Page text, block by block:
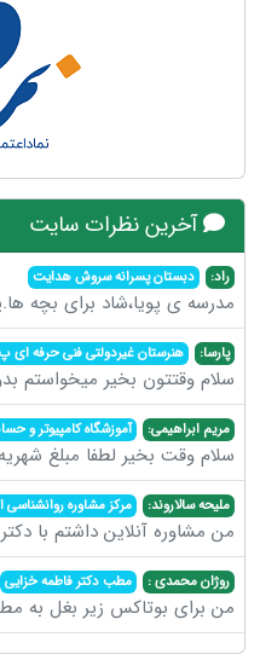
آخرین نظرات سایت
راد: دبستان پسرانه سروش هدایت
مدرسه ی پویا،شاد برای بچه
پارسا: هنرستان غیردولتی فنی حرفه ای پ
سلام وقتتون بخیر میخواستم
مریم ابراهیمی: آموزشگاه کامپیوتر و
سلام وقت بخیر لطفا مبلغ
ملیحه سالاروند: مرکز مشاوره روانشناسی
من مشاوره آنلاین داشتم با
روژان محمدی : مطب دکتر فاطمه خزایی
من برای بوتاکس زیر بغل به